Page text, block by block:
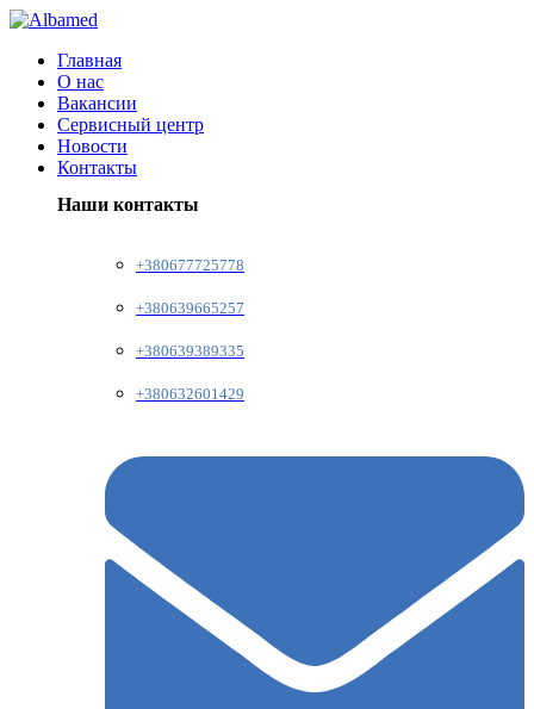
Главная
О нас
Вакансии
Сервисный центр
Новости
Контакты
Наши контакты
+380677725778
+380639665257
+380639389335
+380632601429